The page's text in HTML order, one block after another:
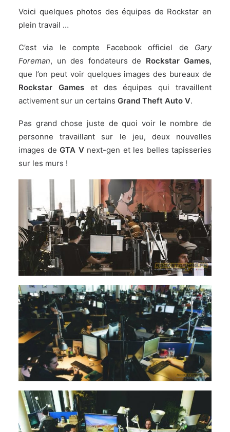
Voici quelques photos des équipes de Rockstar en
plein travail …
C’est via le compte Facebook officiel de Gary
Foreman, un des fondateurs de Rockstar Games,
que l’on peut voir quelques images des bureaux de
Rockstar Gameset des équipes qui travaillent
activement sur un certains Grand Theft Auto V.
Pas grand chose juste de quoi voir le nombre de
personne travaillant sur le jeu, deux nouvelles
images de GTA Vnext-gen et les belles tapisseries
sur les murs !